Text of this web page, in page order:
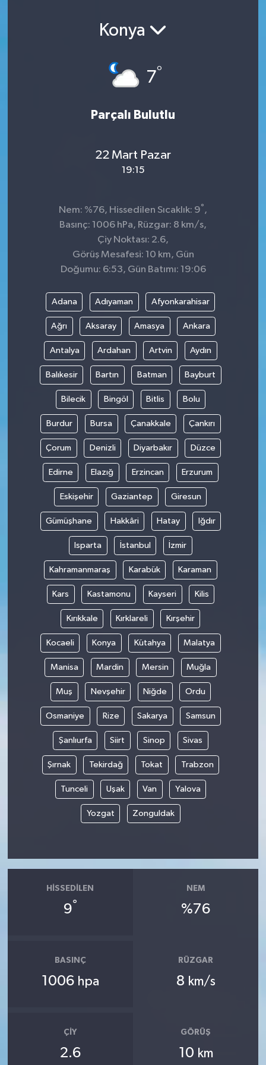
Konya
7°
Parçalı Bulutlu
22 Mart Pazar
19:15
Nem: %76, Hissedilen Sıcaklık: 9° ,
Basınç: 1006 hPa, Rüzgar: 8 km/s,
Çiy Noktası: 2.6,
Görüş Mesafesi: 10 km, Gün
Doğumu: 6:53, Gün Batımı: 19:06
Adana Adıyaman Afyonkarahisar
Ağrı Aksaray Amasya Ankara
Antalya Ardahan Artvin Aydın
Balıkesir Bartın Batman Bayburt
Bilecik Bingöl Bitlis Bolu
Burdur Bursa Çanakkale Çankırı
Çorum Denizli Diyarbakır Düzce
Edirne Elazığ Erzincan Erzurum
Eskişehir Gaziantep Giresun
Gümüşhane Hakkâri Hatay Iğdır
Isparta İstanbul İzmir
Kahramanmaraş Karabük Karaman
Kars Kastamonu Kayseri Kilis
Kırıkkale Kırklareli Kırşehir
Kocaeli Konya Kütahya Malatya
Manisa Mardin Mersin Muğla
Muş Nevşehir Niğde Ordu
Osmaniye Rize Sakarya Samsun
Şanlıurfa Siirt Sinop Sivas
Şırnak Tekirdağ Tokat Trabzon
Tunceli Uşak Van Yalova
Yozgat Zonguldak
HISSEDILEN
9°
NEM
%76
BASINÇ
1006 hpa
RÜZGAR
8 km/s
ÇIY
2.6
GÖRÜŞ
10 km